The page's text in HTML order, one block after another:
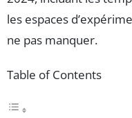
les espaces
ne pas manquer.
Table of Contents